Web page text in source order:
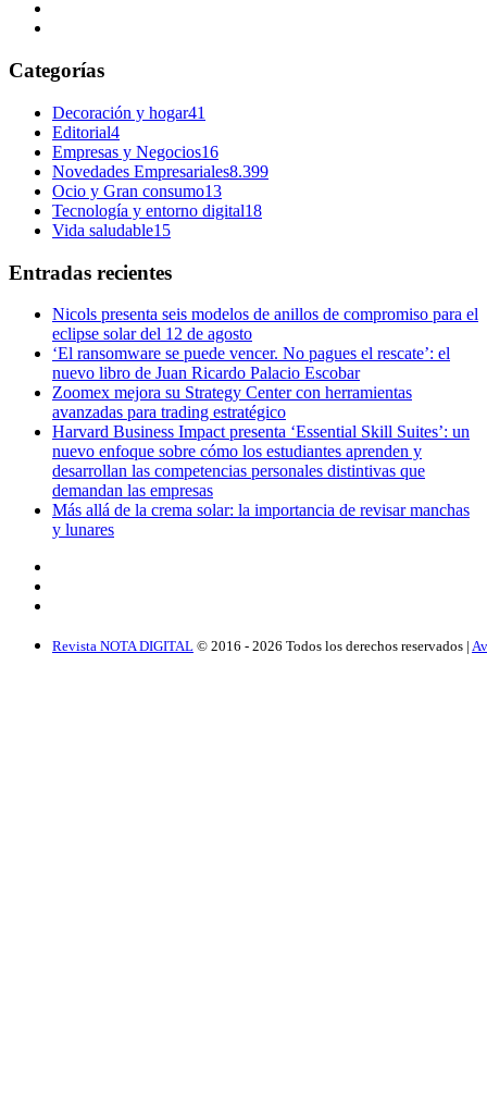
Categorías
Decoración y hogar41
Editorial4
Empresas y Negocios16
Novedades Empresariales8.399
Ocio y Gran consumo13
Tecnología y entorno digital18
Vida saludable15
Entradas recientes
Nicols presenta seis modelos de anillos de compromiso para el
eclipse solar del 12 de agosto
‘El ransomware se puede vencer. No pagues el rescate’: el
nuevo libro de Juan Ricardo Palacio Escobar
Zoomex mejora su Strategy Center con herramientas
avanzadas para trading estratégico
Harvard Business Impact presenta ‘Essential Skill Suites’: un
nuevo enfoque sobre cómo los estudiantes aprenden y
desarrollan las competencias personales distintivas que
demandan las empresas
Más allá de la crema solar: la importancia de revisar manchas
y lunares
Revista NOTA DIGITAL © 2016 - 2026 Todos los derechos reservados |